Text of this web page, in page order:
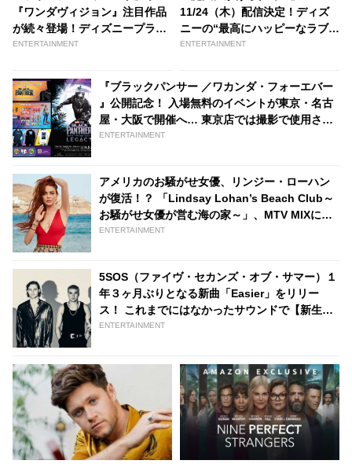
『ワンダヴィジョン』注目作品
が続々登場！ディズニープラ
ス、年末年始の豪華ラインアッ
ENTERTAINMENT
11/24（木）配信決定！ディズ
ニーの“最高にハッピーなラブス
トーリー”の新たな物語が始まる
ENTERTAINMENT
『ブラックパンサー ／ワカンダ・フォーエバー
』公開記念！ 入場無料のイベントが東京・名古
屋・大阪で開催へ… 東京店では撮影で使用され
た衣装や実物大の王座の展示も - tvgroove
ENTERTAINMENT
アメリカのお騒がせ女優、リンジー・ローハン
が復活！？ 「Lindsay Lohan’s Beach Club～
お騒がせ女優が営む海の家～」、MTV MIXにて
配信 | tvgroove
ENTERTAINMENT
5SOS（ファイヴ・セカンズ・オブ・サマー）１
年３ヶ月ぶりとなる新曲「Easier」をリリー
ス！ これまでにはなかったサウンドで【新生
5SOS】を表現[MVあり] | tvgroove
ENTERTAINMENT